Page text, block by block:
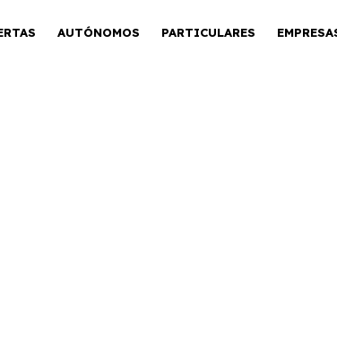
AUTÓNOMOS PARTICULARES